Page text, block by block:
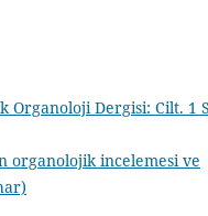
Organoloji Dergisi: Cilt. 1
organolojik incelemesi ve